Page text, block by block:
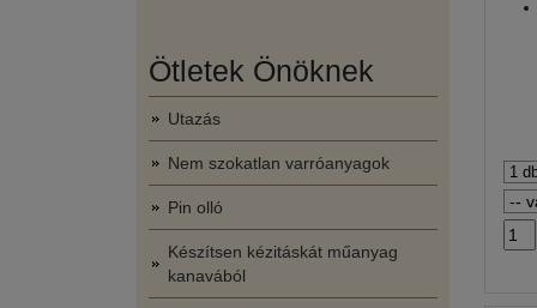
Ötletek Önöknek
Utazás
Nem szokatlan varróanyagok
Pin olló
Készítsen kézitáskát műanyag
kanavából